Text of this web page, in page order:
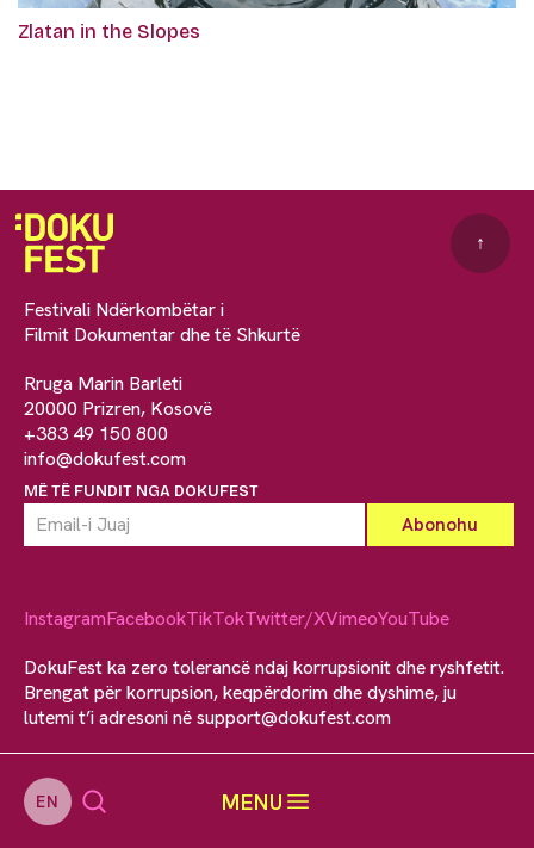
EN MENU
Zlatan in the Slopes
Festivali Ndërkombëtar i
Filmit Dokumentar dhe të Shkurtë
Rruga Marin Barleti
20000 Prizren, Kosovë
+383 49 150 800
info@dokufest.com
MË TË FUNDIT NGA DOKUFEST
↑
InstagramFacebookTikTokTwitter/XVimeoYouTube
DokuFest ka zero tolerancë ndaj korrupsionit dhe ryshfetit.
Brengat për korrupsion, keqpërdorim dhe dyshime, ju
lutemi t’i adresoni nësupport@dokufest.com